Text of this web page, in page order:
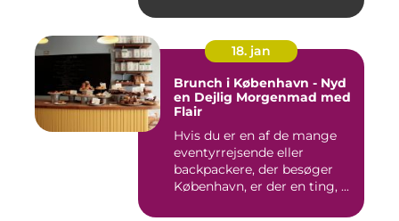
18. jan
Brunch i København - Nyd
en Dejlig Morgenmad med
Flair
Hvis du er en af de mange
eventyrrejsende eller
backpackere, der besøger
København, er der en ting, ...